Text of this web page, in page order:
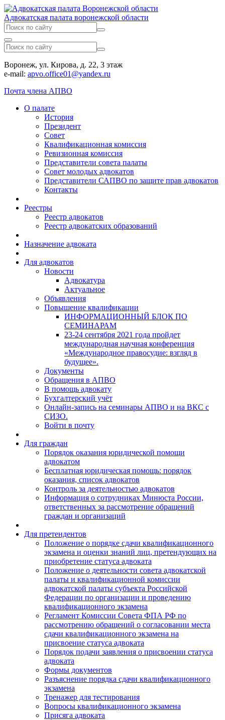
Адвокатская палата воронежской области
Воронеж, ул. Кирова, д. 22, 3 этаж
e-mail: apvo.office01@yandex.ru
Почта члена АПВО
О палате
История
Президент
Совет
Квалификационная комиссия
Ревизионная комиссия
Представители совета палаты
Совет молодых адвокатов
Представители САПВО по защите прав адвокатов
Контакты
Реестры
Реестр адвокатов
Реестр адвокатских образований
Назначение адвоката
Для адвокатов
Новости
Адвокатура
Актуальное
Объявления
Повышение квалификации
ИНФОРМАЦИОННЫЙ БЛОК ПО
СЕМИНАРАМ
23-24 сентября 2021 года пройдет
международная научная конференция
«Международное правосудие: взгляд в
будущее».
Документы
Обращения в АПВО
В помощь адвокату
Бухгалтерский учёт
Онлайн-запись на семинары АПВО и на ВКС с
СИЗО.
Войти в почту
Для граждан
Порядок оказания юридической помощи
адвокатом
Бесплатная юридическая помощь: порядок
оказания, список адвокатов
Контроль за деятельностью адвокатов
Информация о сотрудниках Минюста России,
ответственных за рассмотрение обращений
граждан и организаций
Для претендентов
Положение о порядке сдачи квалификационного
экзамена и оценки знаний лиц, претендующих на
приобретение статуса адвоката
Положение о деятельности совета адвокатской
палаты и квалификационной комиссии
адвокатской палаты субъекта Российской
Федерации по организации и проведению
квалификационного экзамена
Регламент Комиссии Совета ФПА РФ по
рассмотрению обращений о согласовании места
сдачи квалификационного экзамена на
присвоение статуса адвоката
Порядок подачи заявления о присвоении статуса
адвоката
Формы документов
Разъяснение порядка сдачи квалификационного
экзамена
Тренажер для тестирования
Вопросы квалификационного экзамена
Присяга адвоката